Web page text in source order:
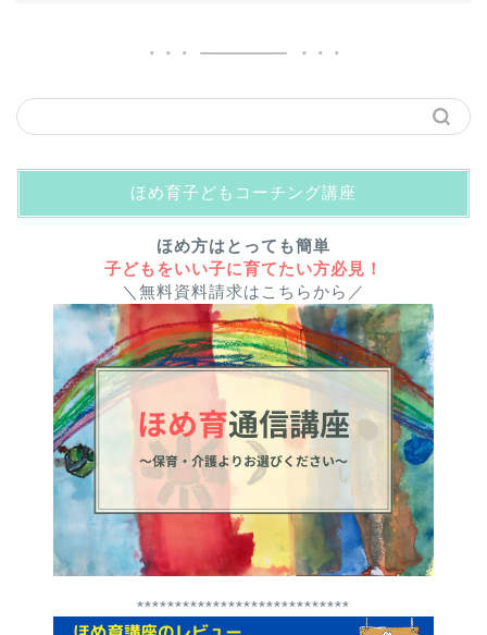
ほめ育子どもコーチング講座
ほめ方はとっても簡単
子どもをいい子に育てたい方必見！
＼無料資料請求はこちらから／
****************************